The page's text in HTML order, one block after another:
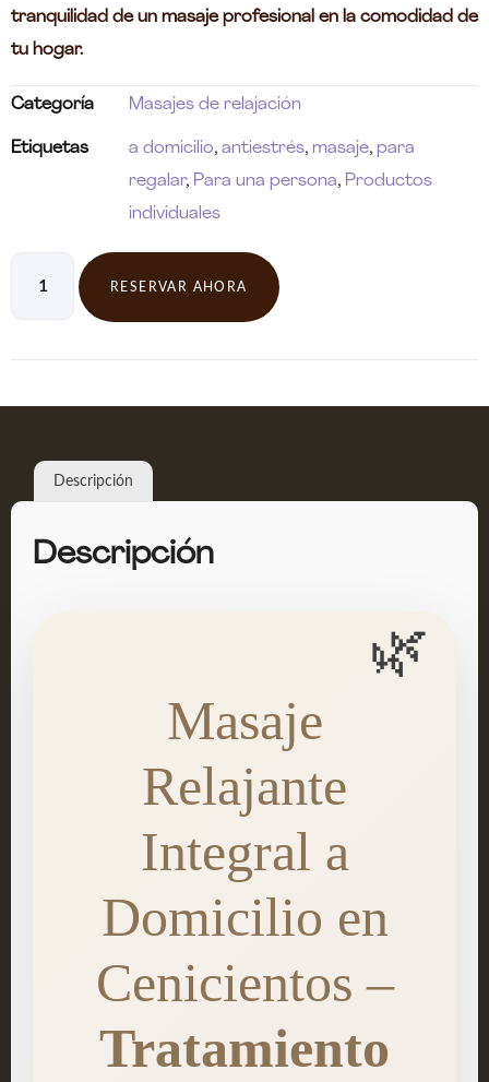
tranquilidad de un masaje profesional en la comodidad de
tu hogar.
Categoría Masajes de relajación
Etiquetas a domicilio, antiestrés, masaje, para
regalar, Para una persona, Productos
individuales
RESERVAR AHORA
Descripción
Descripción
🌿
Masaje
Relajante
Integral a
Domicilio en
Cenicientos –
Tratamiento